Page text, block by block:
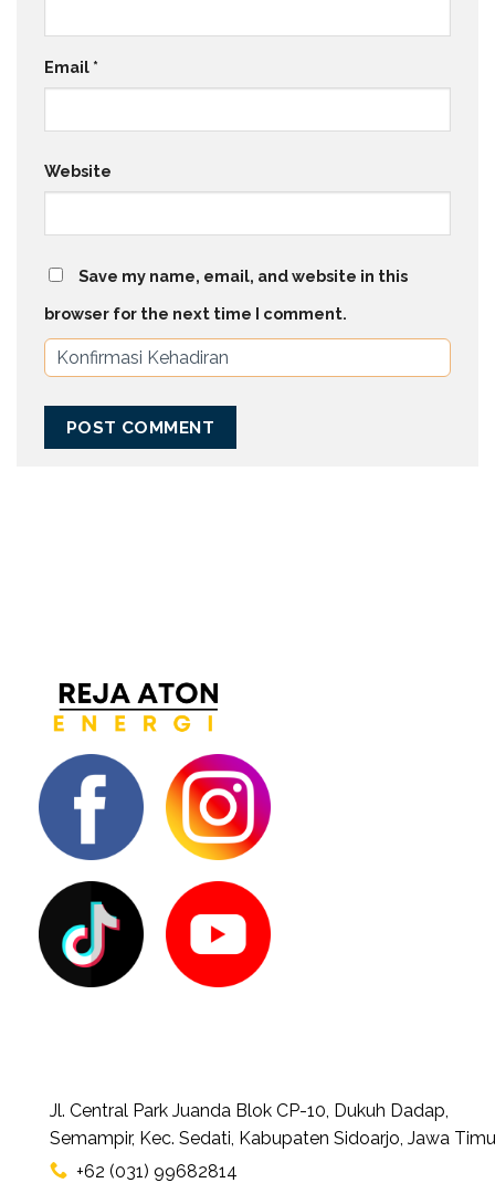
Email *
Website
Save my name, email, and website in this
browser for the next time I comment.
Jl. Central Park Juanda Blok CP-10, Dukuh Dadap,
Semampir, Kec. Sedati, Kabupaten Sidoarjo, Jawa
+62 (031) 99682814